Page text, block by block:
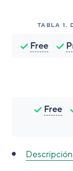
TABLA 1.
Free
Free